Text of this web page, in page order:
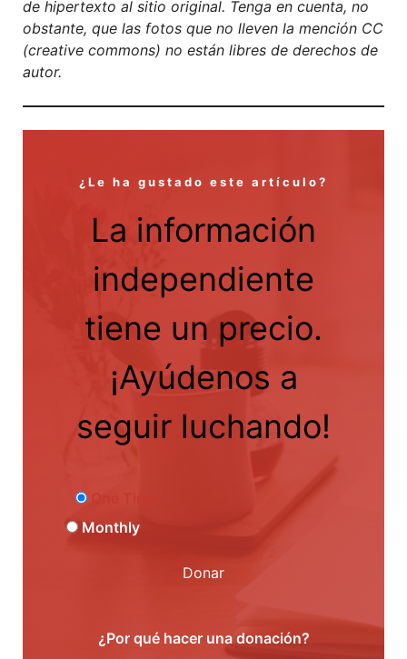
de hipertexto al sitio original. Tenga en cuenta, no
obstante, que las fotos que no lleven la mención CC
(creative commons) no están libres de derechos de
autor.
¿Le ha gustado este artículo?
La información
independiente
tiene un precio.
¡Ayúdenos a
seguir luchando!
Monthly
Donar
¿Por qué hacer una donación?